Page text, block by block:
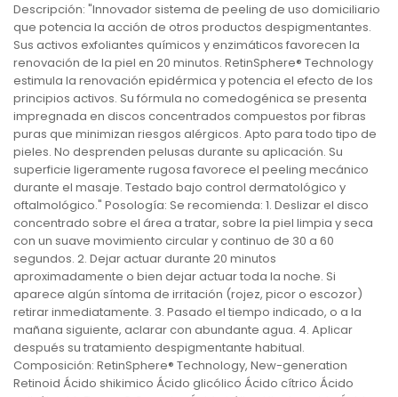
Descripción: "Innovador sistema de peeling de uso domiciliario
que potencia la acción de otros productos despigmentantes.
Sus activos exfoliantes químicos y enzimáticos favorecen la
renovación de la piel en 20 minutos. RetinSphere® Technology
estimula la renovación epidérmica y potencia el efecto de los
principios activos. Su fórmula no comedogénica se presenta
impregnada en discos concentrados compuestos por fibras
puras que minimizan riesgos alérgicos. Apto para todo tipo de
pieles. No desprenden pelusas durante su aplicación. Su
superficie ligeramente rugosa favorece el peeling mecánico
durante el masaje. Testado bajo control dermatológico y
oftalmológico." Posología: Se recomienda: 1. Deslizar el disco
concentrado sobre el área a tratar, sobre la piel limpia y seca
con un suave movimiento circular y continuo de 30 a 60
segundos. 2. Dejar actuar durante 20 minutos
aproximadamente o bien dejar actuar toda la noche. Si
aparece algún síntoma de irritación (rojez, picor o escozor)
retirar inmediatamente. 3. Pasado el tiempo indicado, o a la
mañana siguiente, aclarar con abundante agua. 4. Aplicar
después su tratamiento despigmentante habitual.
Composición: RetinSphere® Technology, New-generation
Retinoid Ácido shikimico Ácido glicólico Ácido cítrico Ácido